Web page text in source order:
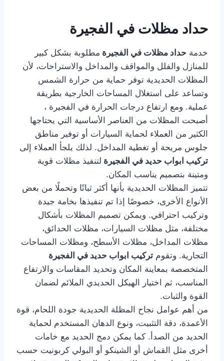
حداد مظلات في الفجيرة
خدمة حداد مظلات في الفجيرة مطلوبة بشكل كبير
للمنازل والفلل والمواقف والمداخل والاستراحات، لأن
المظلات الحديدية توفر حماية من حرارة الشمس
وتساعد على استغلال المساحات الخارجية بطريقة
عملية. ومع ارتفاع درجات الحرارة في الفجيرة ،
أصبحت المظلات من العناصر الأساسية التي يحتاجها
الكثير من العملاء لحماية السيارات أو توفير مناطق
جلوس مريحة أو تغطية المداخل. لذلك يلجأ العملاء إلى
تركيب ابواب حديد في الفجيرة لتنفيذ مظلات قوية
ومتينة بتصميم يناسب المكان.
تتميز المظلات الحديدية بأنها أكثر ثباتًا وتحملًا من بعض
الأنواع الأخرى، خصوصًا إذا تم تنفيذها بخامة جيدة
وتركيب احترافي. ويمكن تصميم المظلات بأشكال
مختلفة، مثل مظلات السيارات، مظلات الحدائق،
مظلات المداخل، مظلات الأسطح، ومظلات المساحات
التجارية. وتقوم تركيب ابواب حديد في الفجيرة
المتخصصة بمعاينة المكان وتحديد المقاسات والارتفاع
المناسب، ثم اختيار الهيكل الحديدي الملائم لضمان
القوة والثبات.
من أهم عوامل نجاح المظلة الحديدية جودة اللحام، قوة
الأعمدة، دقة التثبيت، ونوع الدهان المستخدم لحماية
الحديد من الصدأ. كما يمكن دمج الحديد مع خامات
أخرى مثل القماش أو الشينكو أو البولي كربونيت حسب